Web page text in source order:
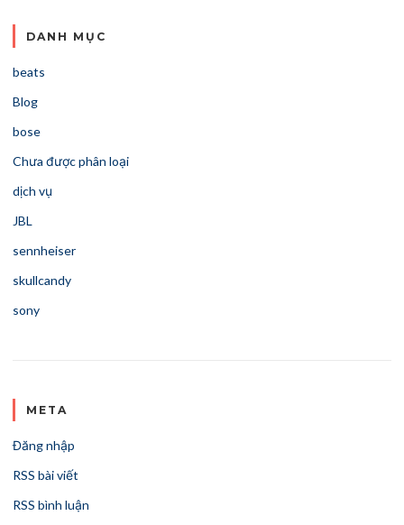
DANH MỤC
beats
Blog
bose
Chưa được phân loại
dịch vụ
JBL
sennheiser
skullcandy
sony
META
Đăng nhập
RSS bài viết
RSS bình luận